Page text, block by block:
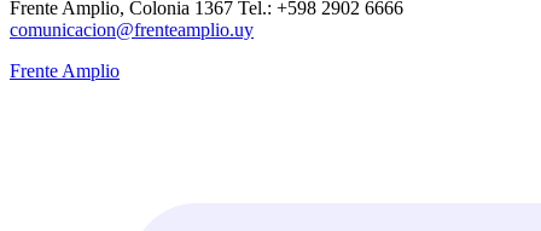
Frente Amplio, Colonia 1367 Tel.: +598 2902 6666
comunicacion@frenteamplio.uy
Frente Amplio